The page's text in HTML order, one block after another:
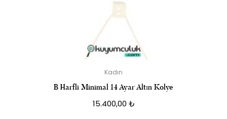
Kadın
B Harfli Minimal 14 Ayar Altın Kolye
15.400,00 ₺